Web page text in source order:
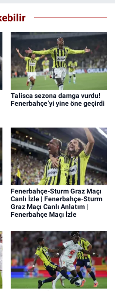
Talisca sezona damga vurdu!
Fenerbahçe’yi yine öne geçirdi
Fenerbahçe-Sturm Graz Maçı
Canlı İzle | Fenerbahçe-Sturm
Graz Maçı Canlı Anlatım |
Fenerbahçe Maçı İzle